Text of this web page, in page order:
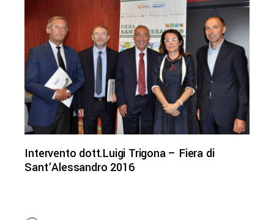
Intervento dott.Luigi Trigona – Fiera di
Sant’Alessandro 2016